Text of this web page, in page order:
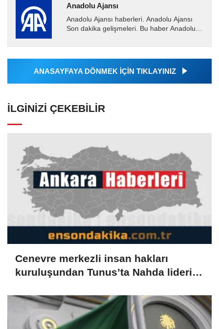
Anadolu Ajansı
Anadolu Ajansı haberleri. Anadolu Ajansı
Son dakika gelişmeleri. Bu haber Anadolu
Ajansı tarafından...
ANASAYFAYA DÖNMEK İÇİN TIKLAYINIZ
İLGINIZI ÇEKEBILIR
Cenevre merkezli insan hakları
kuruluşundan Tunus’ta Nahda lideri
çağrısı